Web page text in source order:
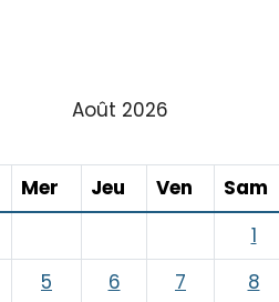
AFFICHER LE MOIS PRÉCÉDENT
Août 2026
Mardi
Mer Mercredi
Jeu Jeudi
Ven Vendredi
Sam
1
5 6 7 8